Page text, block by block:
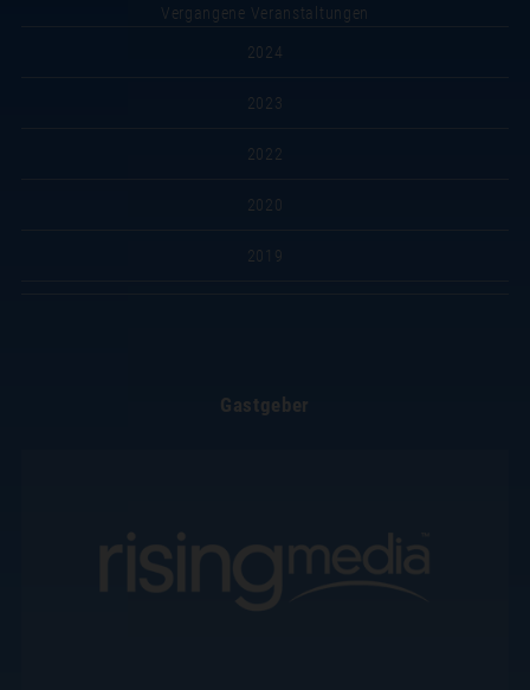
Vergangene Veranstaltungen
2024
2023
2022
2020
2019
Gastgeber